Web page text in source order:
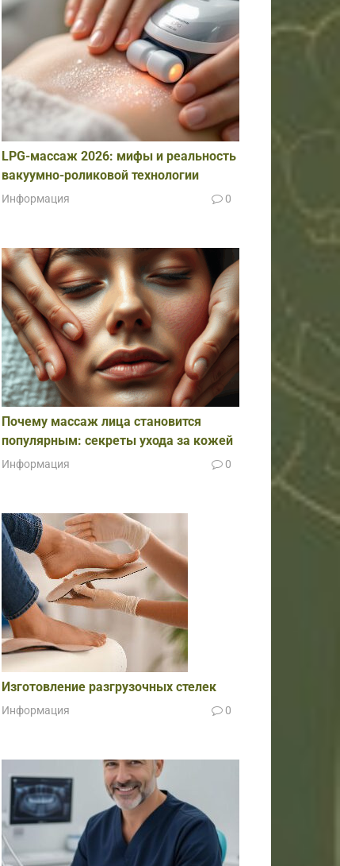
LPG-массаж 2026: мифы и реальность
вакуумно-роликовой технологии
Информация 0
Почему массаж лица становится
популярным: секреты ухода за кожей
Информация 0
Изготовление разгрузочных стелек
Информация 0